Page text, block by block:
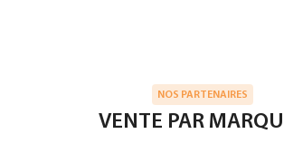
NOS PARTENAIRES
VENTE PAR